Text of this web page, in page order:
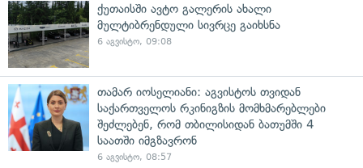
ქუთაისში ავტო გალერის ახალი
მულტიბრენდული სივრცე გაიხსნა
6 აგვისტო, 09:08
თამარ იოსელიანი: აგვისტოს თვიდან
საქართველოს რკინიგზის მომხმარებლები
შეძლებენ, რომ თბილისიდან ბათუმში 4
საათში იმგზავრონ
6 აგვისტო, 08:57